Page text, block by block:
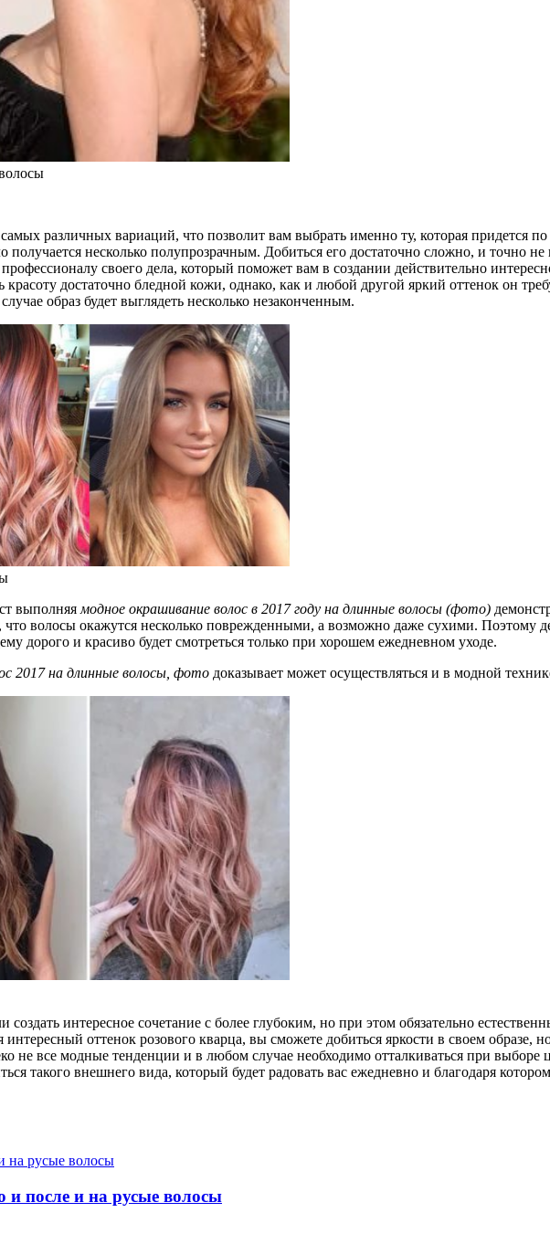
различных вариаций, что позволит вам выбрать именно ту, которая придется
несколько полупрозрачным. Добиться его достаточно сложно, и точно
своего дела, который поможет вам в создании действительно
достаточно бледной кожи, однако, как и любой другой яркий оттенок он
образ будет выглядеть несколько незаконченным.
выполняямодное окрашивание волос в 2017 году на длинные волосы (фото)
что волосы окажутся несколько поврежденными, а возможно даже сухими.
дорого и красиво будет смотреться только при хорошем ежедневном уходе.
2017 на длинные волосы, фото доказывает может осуществляться и в модной
создать интересное сочетание с более глубоким, но при этом обязательно
оттенок розового кварца, вы сможете добиться яркости в своем образе,
не все модные тенденции и в любом случае необходимо отталкиваться при выборе
такого внешнего вида, который будет радовать вас ежедневно и благодаря
после и на русые волосы